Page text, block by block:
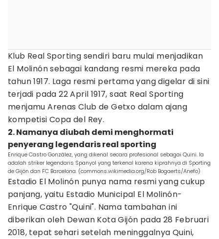
Klub Real Sporting sendiri baru mulai menjadikan
El Molinón sebagai kandang resmi mereka pada
tahun 1917. Laga resmi pertama yang digelar di sini
terjadi pada 22 April 1917, saat Real Sporting
menjamu Arenas Club de Getxo dalam ajang
kompetisi Copa del Rey.
2. Namanya diubah demi menghormati
penyerang legendaris real sporting
Enrique Castro González, yang dikenal secara profesional sebagai Quini. Ia
adalah striker legendaris Spanyol yang terkenal karena kiprahnya di Sporting
de Gijón dan FC Barcelona. (commons.wikimedia.org/Rob Bogaerts/Anefo)
Estadio El Molinón punya nama resmi yang cukup
panjang, yaitu Estadio Municipal El Molinón-
Enrique Castro "Quini". Nama tambahan ini
diberikan oleh Dewan Kota Gijón pada 28 Februari
2018, tepat sehari setelah meninggalnya Quini,